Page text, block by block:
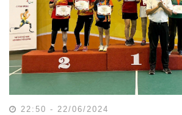
22:50 - 22/06/2024